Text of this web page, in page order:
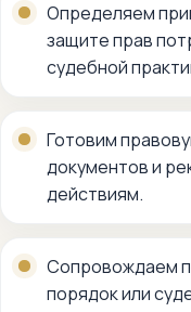
Определяем
защите прав
судебной
Готовим
документов и
действиям.
Сопровождаем
порядок или